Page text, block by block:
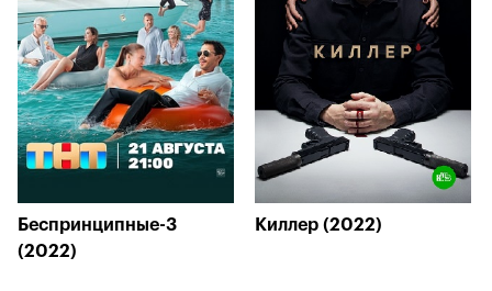
Беспринципные-3
(2022)
Киллер (2022)